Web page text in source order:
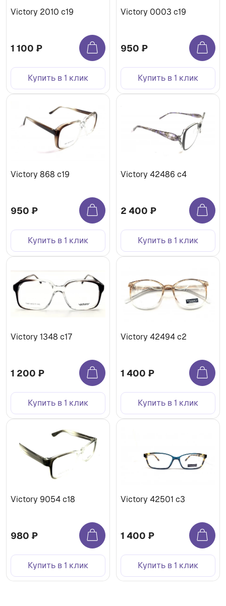
Victory 2010 c19
1 100 ₽
Купить в 1 клик
Victory 0003 c19
950 ₽
Купить в 1 клик
Victory 868 c19
950 ₽
Купить в 1 клик
Victory 42486 c4
2 400 ₽
Купить в 1 клик
Victory 1348 c17
1 200 ₽
Купить в 1 клик
Victory 42494 c2
1 400 ₽
Купить в 1 клик
Victory 9054 c18
980 ₽
Купить в 1 клик
Victory 42501 c3
1 400 ₽
Купить в 1 клик